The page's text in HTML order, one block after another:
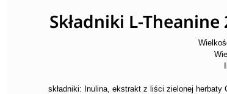
Składniki L-
składniki: Inulina, ekstrakt z liści zielonej